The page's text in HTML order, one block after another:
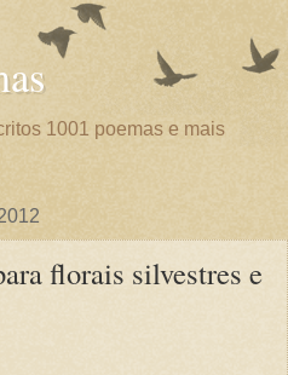
1001 poemas e mais
florais silvestres e